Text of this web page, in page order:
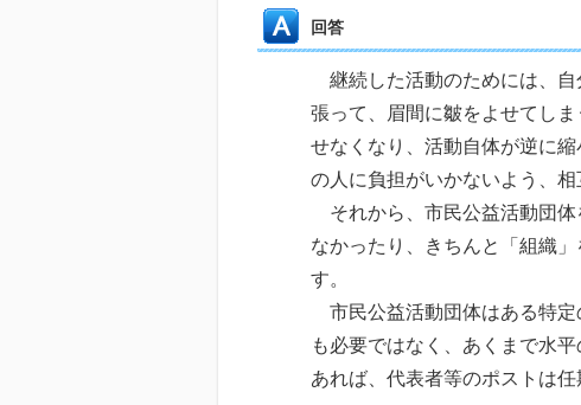
回答
継続した活動のためには、自
張って、眉間に皺をよせてし
せなくなり、活動自体が逆に
の人に負担がいかないよう、
それから、市民公益活動団体
なかったり、きちんと「組織
す。
市民公益活動団体はある特定
も必要ではなく、あくまで水
あれば、代表者等のポストは